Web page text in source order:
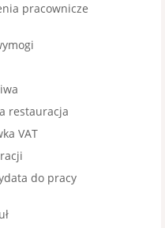
pracownicze
restauracja
VAT
do pracy